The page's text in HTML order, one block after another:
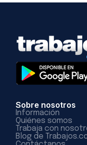
Sobre nosotros
Información
Quiénes somos
Trabaja con
Blog de